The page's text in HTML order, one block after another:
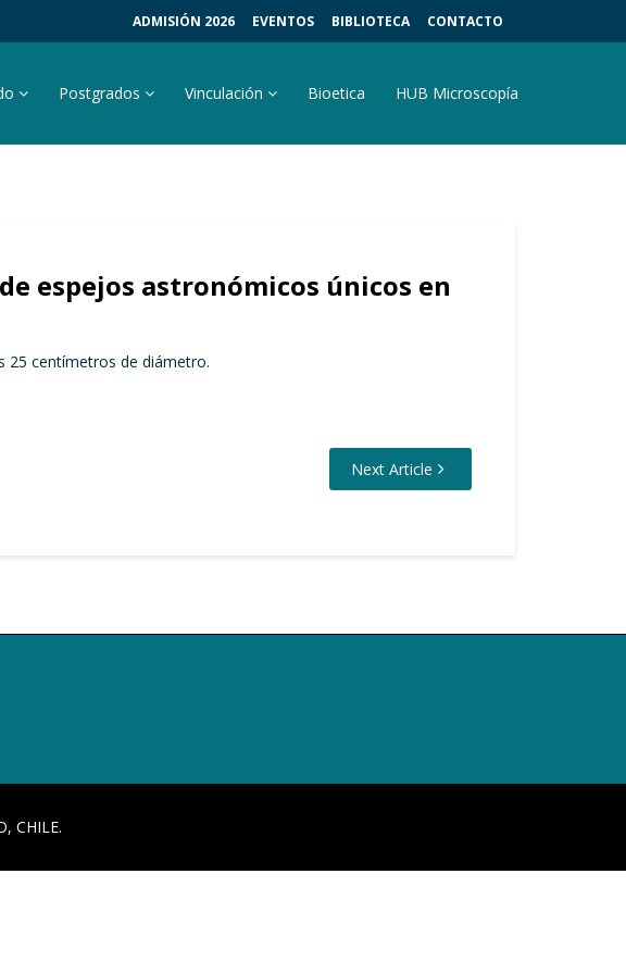
ADMISIÓN 2026 EVENTOS BIBLIOTECA CONTACTO
Postgrados Vinculación Bioetica HUB Microscopía
espejos astronómicos únicos en
25 centímetros de diámetro.
Next Article
CHILE.